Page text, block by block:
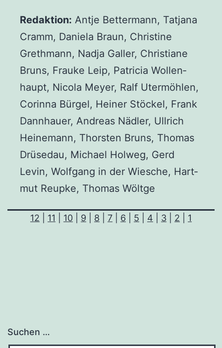
Redak­ti­on: Ant­je Bet­ter­mann, Tat­ja­na
Cramm, Danie­la Braun, Chris­ti­ne
Greth­mann, Nad­ja Gal­ler, Chris­tia­ne
Bruns, Frau­ke Leip, Patri­cia Wol­len­
haupt, Nico­la Mey­er, Ralf Uter­möh­len,
Corin­na Bür­gel, Hei­ner Stö­ckel, Frank
Dann­hau­er, Andre­as Näd­ler, Ull­rich
Hei­ne­mann, Thors­ten Bruns, Tho­mas
Drü­sedau, Micha­el Hol­weg, Gerd
Levin, Wolf­gang in der Wie­sche, Hart­
mut Reup­ke, Tho­mas Wöltge
12 11 10 9 8 7 6 5 4 3 2 1
Suchen …